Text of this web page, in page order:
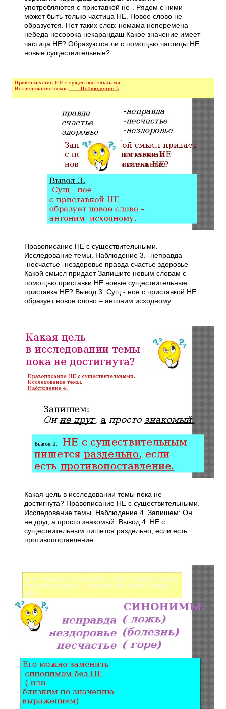
употребляются с приставкой не-. Рядом с ними
может быть только частица НЕ. Новое слово не
образуется. Нет таких слов: немама неперемена
небеда несорока некарандаш Какое значение имеет
частица НЕ? Образуются ли с помощью частицы НЕ
новые существительные?
Правописание НЕ с существительными.
Исследование темы. Наблюдение 3. -неправда
-несчастье -нездоровье правда счастье здоровье
Какой смысл придает Запишите новым словам с
помощью приставки НЕ новые существительные
приставка НЕ? Вывод 3. Сущ - ное с приставкой НЕ
образует новое слово – антоним исходному.
Какая цель в исследовании темы пока не
достигнута? Правописание НЕ с существительными.
Исследование темы. Наблюдение 4. Запишем: Он
не друг, а просто знакомый. Вывод 4. НЕ с
существительным пишется раздельно, если есть
противопоставление.